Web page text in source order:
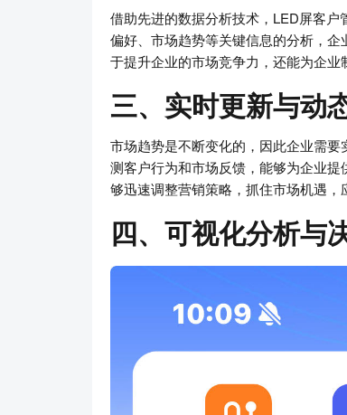
借助先进的数据分析技术，LED屏客
偏好、市场趋势等关键信息的分析，
于提升企业的市场竞争力，还能为企业
三、实时更新与动
市场趋势是不断变化的，因此企业需
测客户行为和市场反馈，能够为企业
够迅速调整营销策略，抓住市场机遇，
四、可视化分析与